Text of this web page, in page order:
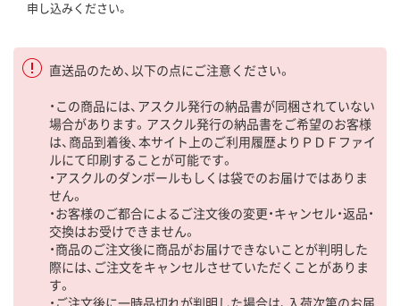
申し込みください。
直送品のため、以下の点にご注意ください。
・この商品には、アスクル発行の納品書が同梱されていない
場合があります。アスクル発行の納品書をご希望のお客様
は、商品到着後、本サイト上のご利用履歴よりＰＤＦファイ
ルにて印刷することが可能です。
・アスクルのダンボールもしくは袋でのお届けではありま
せん。
・お客様のご都合によるご注文後の変更・キャンセル・返品・
交換はお受けできません。
・商品のご注文後に商品がお届けできないことが判明した
際には、ご注文をキャンセルさせていただくことがありま
す。
・ご注文後に一時品切れが判明した場合は、入荷次第のお届